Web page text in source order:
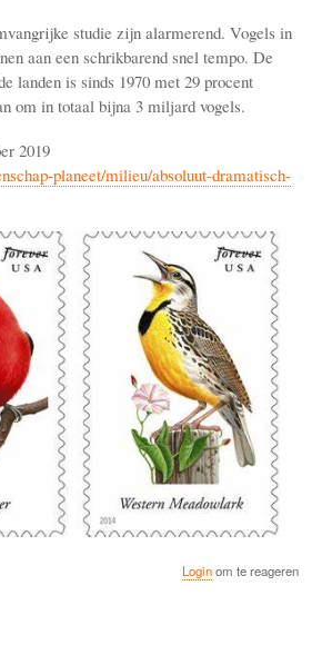
studie zijn alarmerend. Vogels in
aan een schrikbarend snel tempo. De
landen is sinds 1970 met 29 procent
om in totaal bijna 3 miljard vogels.
2019
planeet/milieu/absoluut-dramatisch-
Loginom te reageren